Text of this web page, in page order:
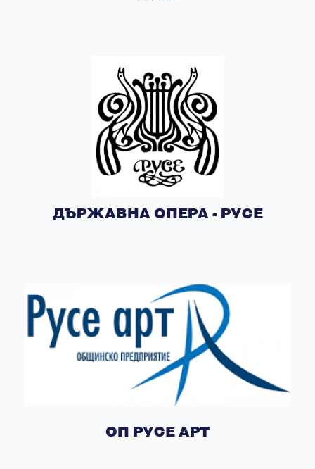
ДЪРЖАВНА ОПЕРА - РУСЕ
ОП РУСЕ АРТ